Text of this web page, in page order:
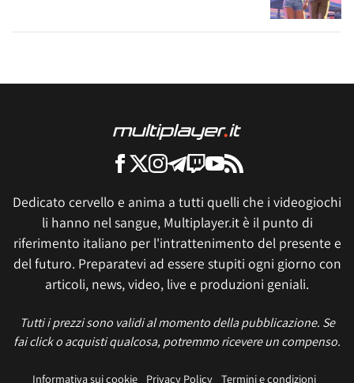
Dedicato cervello e anima a tutti quelli che i videogiochi
li hanno nel sangue, Multiplayer.it è il punto di
riferimento italiano per l'intrattenimento del presente e
del futuro. Preparatevi ad essere stupiti ogni giorno con
articoli, news, video, live e produzioni geniali.
Tutti i prezzi sono validi al momento della pubblicazione. Se
fai click o acquisti qualcosa, potremmo ricevere un compenso.
Informativa sui cookie Privacy Policy Termini e condizioni